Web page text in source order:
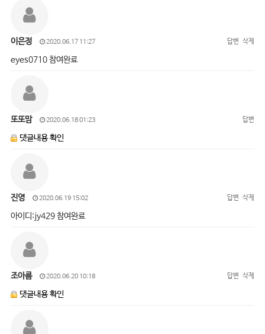
이은정 2020.06.17 11:27 답변 삭제
eyes0710 참여완료
또또맘 2020.06.18 01:23 답변
댓글내용 확인
진영 2020.06.19 15:02 답변 삭제
아이디:jy429 참여완료
조아름 2020.06.20 10:18 답변 삭제
댓글내용 확인